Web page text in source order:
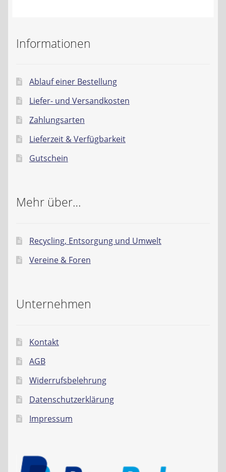
Datenschutzerklärung
Impressum
Informationen
Ablauf einer Bestellung
Liefer- und Versandkosten
Zahlungsarten
Lieferzeit & Verfügbarkeit
Gutschein
Mehr über…
Recycling, Entsorgung und Umwelt
Vereine & Foren
Unternehmen
Kontakt
AGB
Widerrufsbelehrung
Datenschutzerklärung
Impressum